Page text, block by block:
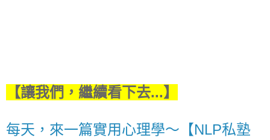
【讓我們，繼續看下去...】
每天，來一篇實用心理學～【NLP私塾